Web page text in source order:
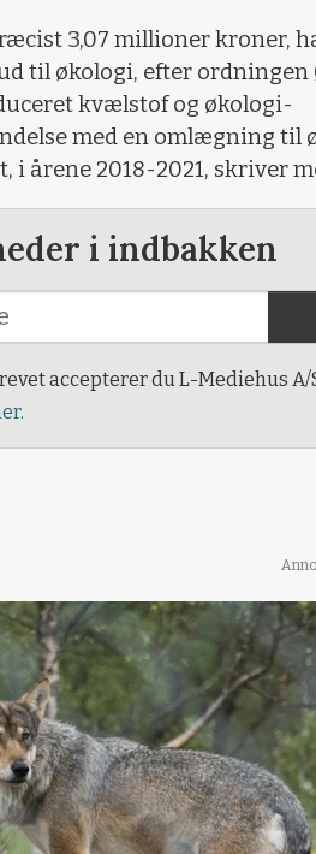
3,07 millioner kroner,
til økologi, efter
kvælstof og økologi-
med en omlægning til
i årene 2018-2021, skriver
i indbakken
accepterer du L-Mediehus A/